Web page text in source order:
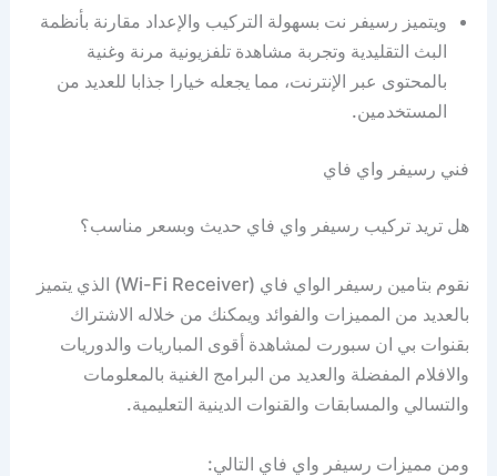
ويتميز رسيفر نت بسهولة التركيب والإعداد مقارنة بأنظمة
البث التقليدية وتجربة مشاهدة تلفزيونية مرنة وغنية
بالمحتوى عبر الإنترنت، مما يجعله خيارا جذابا للعديد من
المستخدمين.
فني رسيفر واي فاي
هل تريد تركيب رسيفر واي فاي حديث وبسعر مناسب؟
نقوم بتامين رسيفر الواي فاي (Wi-Fi Receiver) الذي يتميز
بالعديد من المميزات والفوائد ويمكنك من خلاله الاشتراك
بقنوات بي ان سبورت لمشاهدة أقوى المباريات والدوريات
والافلام المفضلة والعديد من البرامج الغنية بالمعلومات
والتسالي والمسابقات والقنوات الدينية التعليمية.
ومن مميزات رسيفر واي فاي التالي: